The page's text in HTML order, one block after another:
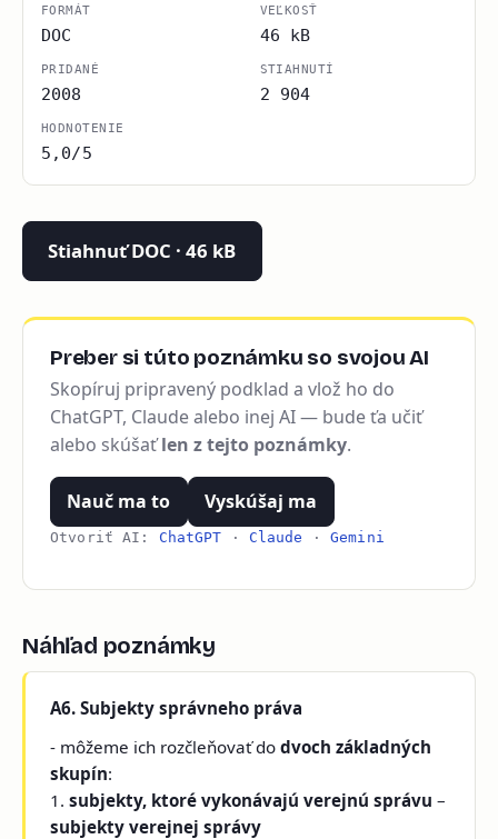
FORMÁT
DOC
VEĽKOSŤ
46 kB
PRIDANÉ
2008
STIAHNUTÍ
2 904
HODNOTENIE
5,0/5
Stiahnuť DOC · 46 kB
Preber si túto poznámku so svojou AI
Skopíruj pripravený podklad a vlož ho do
ChatGPT, Claude alebo inej AI — bude ťa učiť
alebo skúšaťlen z tejto poznámky.
Nauč ma to Vyskúšaj ma
Otvoriť AI: ChatGPT · Claude ·Gemini
Náhľad poznámky
A6. Subjekty správneho práva
- môžeme ich rozčleňovať dodvoch základných
skupín:
1.subjekty, ktoré vykonávajú verejnú správu –
subjekty verejnej správy